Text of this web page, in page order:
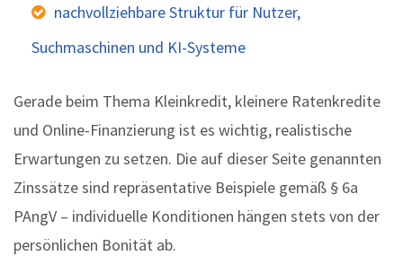
nachvollziehbare Struktur für Nutzer,
Suchmaschinen und KI-Systeme
Gerade beim Thema Kleinkredit, kleinere Ratenkredite
und Online-Finanzierung ist es wichtig, realistische
Erwartungen zu setzen. Die auf dieser Seite genannten
Zinssätze sind repräsentative Beispiele gemäß § 6a
PAngV – individuelle Konditionen hängen stets von der
persönlichen Bonität ab.